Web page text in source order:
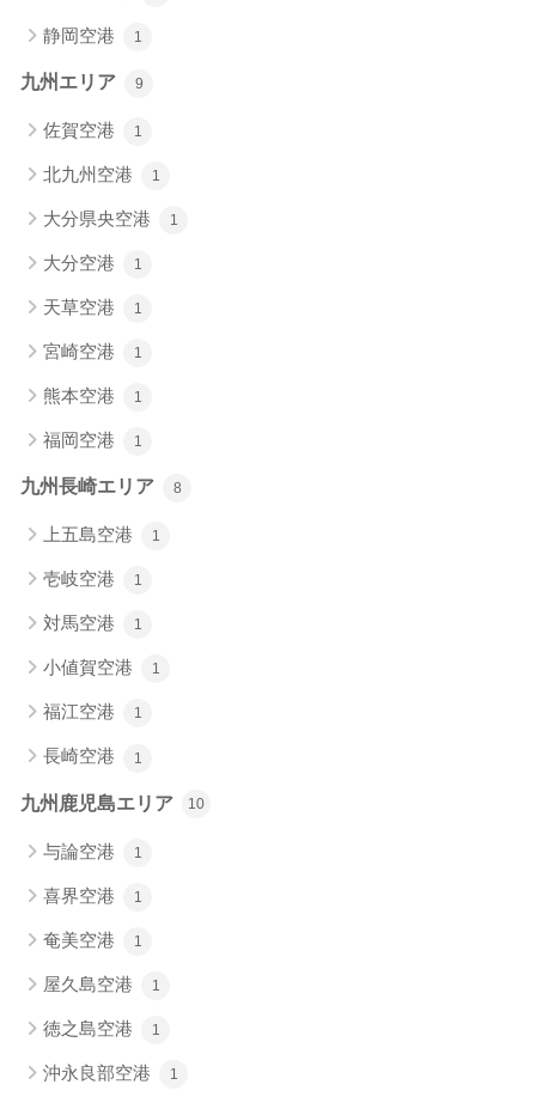
静岡空港 1
九州エリア 9
佐賀空港 1
北九州空港 1
大分県央空港 1
大分空港 1
天草空港 1
宮崎空港 1
熊本空港 1
福岡空港 1
九州長崎エリア 8
上五島空港 1
壱岐空港 1
対馬空港 1
小値賀空港 1
福江空港 1
長崎空港 1
九州鹿児島エリア 10
与論空港 1
喜界空港 1
奄美空港 1
屋久島空港 1
徳之島空港 1
沖永良部空港 1